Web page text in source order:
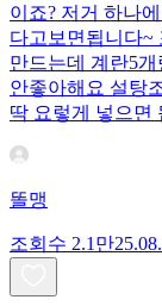
이죠? 저거 하나
다고보면됩니다~
만드는데 계란5
안좋아해요 설탕
딱 요렇게 넣으면
똘맹
조회수 2.1만